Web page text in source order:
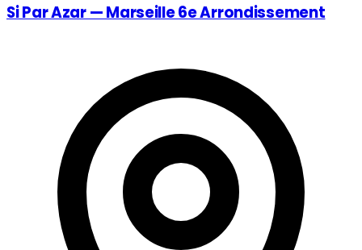
Si Par Azar — Marseille 6e Arrondissement